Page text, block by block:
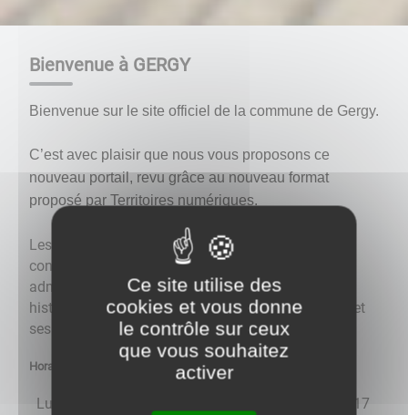
Bienvenue à GERGY
Bienvenue sur le site officiel de la commune de Gergy.
C’est avec plaisir que nous vous proposons ce
nouveau portail, revu grâce au nouveau format
proposé par Territoires numériques.
Les pages de ce site vous permettront de faire
connaissance avec GERGY, ses élus, son
administration, ses associations, ses services, son
histoire, ses activités touristiques et économiques, et
ses habitants : les gergotines et gergotins.
Horaires :
Lundi au vendredi : 8 H 30 à 12 H et de 15 H 30 à 17
Ce site utilise des
cookies et vous donne
le contrôle sur ceux
que vous souhaitez
activer